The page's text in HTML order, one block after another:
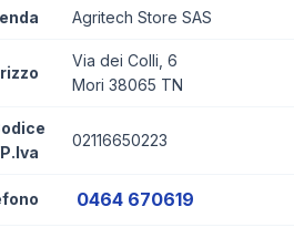
Agritech Store SAS
Via dei Colli, 6
Mori 38065 TN
02116650223
0464 670619